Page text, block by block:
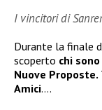
I vincitori di
Durante la finale
scoperto chi
Nuove Proposte.
Amici….